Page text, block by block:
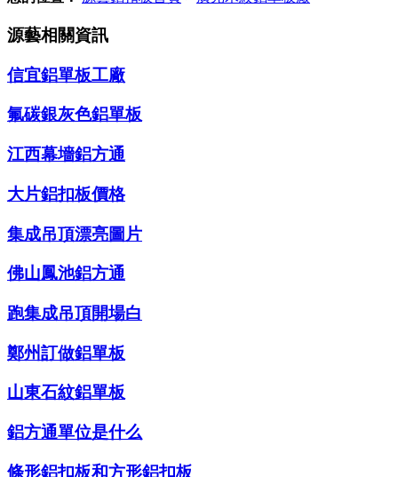
源藝相關資訊
信宜鋁單板工廠
氟碳銀灰色鋁單板
江西幕墻鋁方通
大片鋁扣板價格
集成吊頂漂亮圖片
佛山鳳池鋁方通
跑集成吊頂開場白
鄭州訂做鋁單板
山東石紋鋁單板
鋁方通單位是什么
條形鋁扣板和方形鋁扣板